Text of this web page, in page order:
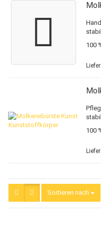
100
100
Sortieren nach
Sortieren nach